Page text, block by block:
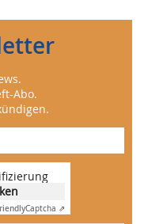
Abo.
Captcha ⇗